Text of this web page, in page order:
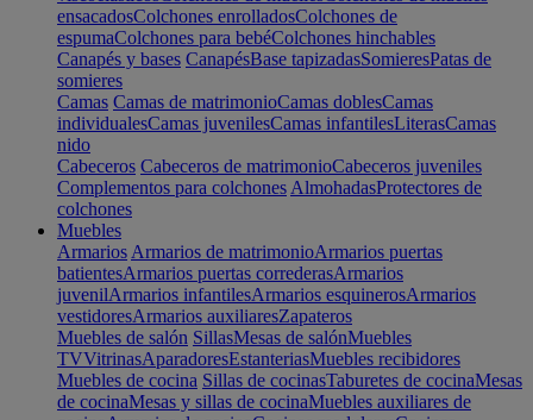
ensacadosColchones enrolladosColchones de
espumaColchones para bebéColchones hinchables
Canapés y bases CanapésBase tapizadasSomieresPatas de
somieres
Camas Camas de matrimonioCamas doblesCamas
individualesCamas juvenilesCamas infantilesLiterasCamas
nido
Cabeceros Cabeceros de matrimonioCabeceros juveniles
Complementos para colchones AlmohadasProtectores de
colchones
Muebles
Armarios Armarios de matrimonioArmarios puertas
batientesArmarios puertas correderasArmarios
juvenilArmarios infantilesArmarios esquinerosArmarios
vestidoresArmarios auxiliaresZapateros
Muebles de salón SillasMesas de salónMuebles
TVVitrinasAparadoresEstanteriasMuebles recibidores
Muebles de cocina Sillas de cocinasTaburetes de cocinaMesas
de cocinaMesas y sillas de cocinaMuebles auxiliares de